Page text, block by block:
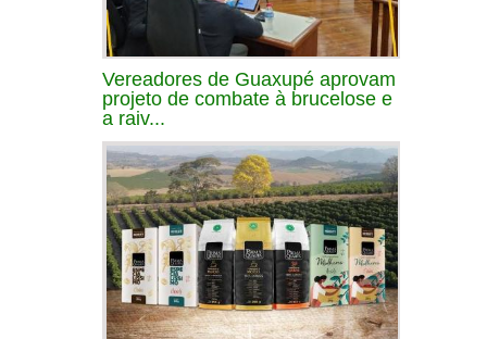
Vereadores de Guaxupé aprovam
projeto de combate à brucelose e
a raiv...